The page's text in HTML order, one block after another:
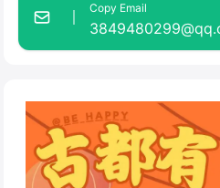
Copy Email